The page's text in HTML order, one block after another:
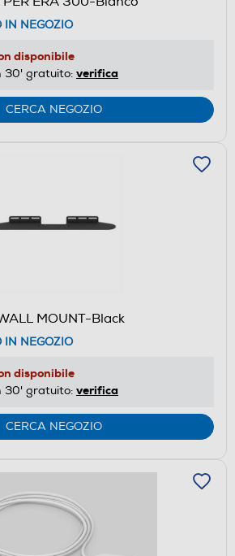
IN NEGOZIO
disponibile
30' gratuito: verifica
CERCA NEGOZIO
MOUNT-Black
IN NEGOZIO
disponibile
30' gratuito: verifica
CERCA NEGOZIO